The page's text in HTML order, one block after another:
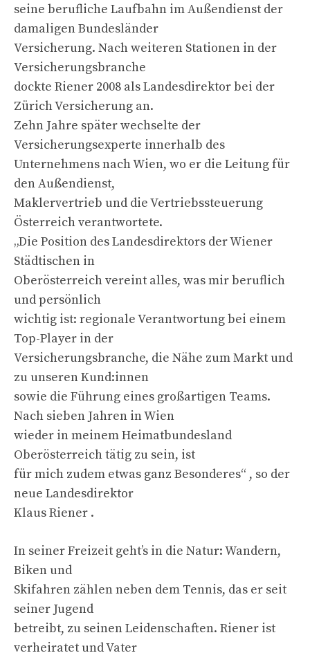
seine berufliche Laufbahn im Außendienst der
damaligen Bundesländer
Versicherung. Nach weiteren Stationen in der
Versicherungsbranche
dockte Riener 2008 als Landesdirektor bei der
Zürich Versicherung an.
Zehn Jahre später wechselte der
Versicherungsexperte innerhalb des
Unternehmens nach Wien, wo er die Leitung für
den Außendienst,
Maklervertrieb und die Vertriebssteuerung
Österreich verantwortete.
„Die Position des Landesdirektors der Wiener
Städtischen in
Oberösterreich vereint alles, was mir beruflich
und persönlich
wichtig ist: regionale Verantwortung bei einem
Top-Player in der
Versicherungsbranche, die Nähe zum Markt und
zu unseren Kund:innen
sowie die Führung eines großartigen Teams.
Nach sieben Jahren in Wien
wieder in meinem Heimatbundesland
Oberösterreich tätig zu sein, ist
für mich zudem etwas ganz Besonderes“ , so der
neue Landesdirektor
Klaus Riener .
In seiner Freizeit geht’s in die Natur: Wandern,
Biken und
Skifahren zählen neben dem Tennis, das er seit
seiner Jugend
betreibt, zu seinen Leidenschaften. Riener ist
verheiratet und Vater